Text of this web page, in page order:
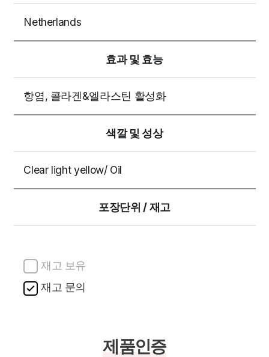
Netherlands
효과 및 효능
항염, 콜라겐&엘라스틴 활성화
색깔 및 성상
Clear light yellow/ Oil
포장단위 / 재고
재고 보유
재고 문의
제품인증